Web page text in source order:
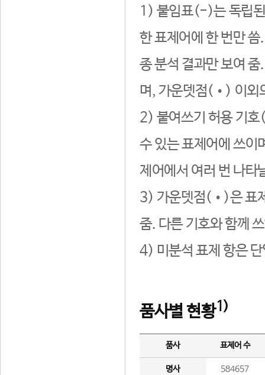
1) 붙임표(-)는 독립된
한 표제어에 한 번만
종 분석 결과만 보여
며, 가운뎃점(•) 이외
2) 붙여쓰기 허용 기호
수 있는 표제어에 쓰이
제어에서 여러 번 나타
3) 가운뎃점(•)은 표
줌. 다른 기호와 함께
4) 미분석 표제 항은
품사별 현황1)
품사 표제어 수
명사 584657